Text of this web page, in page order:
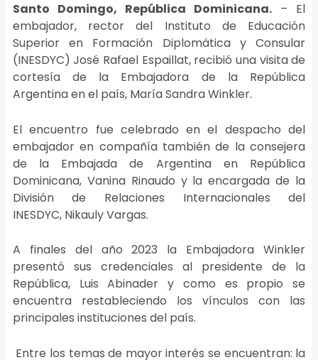
Santo Domingo, República Dominicana. – El
embajador, rector del Instituto de Educación
Superior en Formación Diplomática y Consular
(INESDYC) José Rafael Espaillat, recibió una visita de
cortesía de la Embajadora de la República
Argentina en el país, María Sandra Winkler.
El encuentro fue celebrado en el despacho del
embajador en compañíatambién de la consejera
de la Embajada de Argentina en República
Dominicana, Vanina Rinaudo y la encargada de la
División de Relaciones Internacionales del
INESDYC, NikaulyVargas.
A finales del año 2023 la Embajadora Winkler
presentó sus credenciales al presidente de la
República, LuisAbinader y como es propio se
encuentra restableciendo los vínculos con las
principales instituciones del país.
Entre los temas de mayor interés se encuentran: la